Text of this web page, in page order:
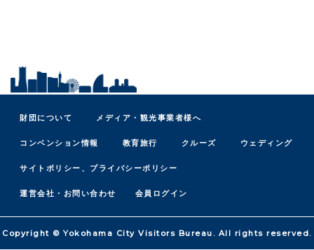
財団について メディア・観光事業者様へ
コンベンション情報 教育旅行 クルーズ ウェディング
サイトポリシー、プライバシーポリシー
運営会社・お問い合わせ 会員ログイン
Copyright © Yokohama City Visitors Bureau. All rights reserved.